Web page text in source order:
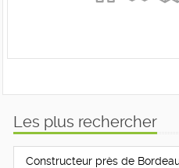
Les plus rechercher
Constructeur près de